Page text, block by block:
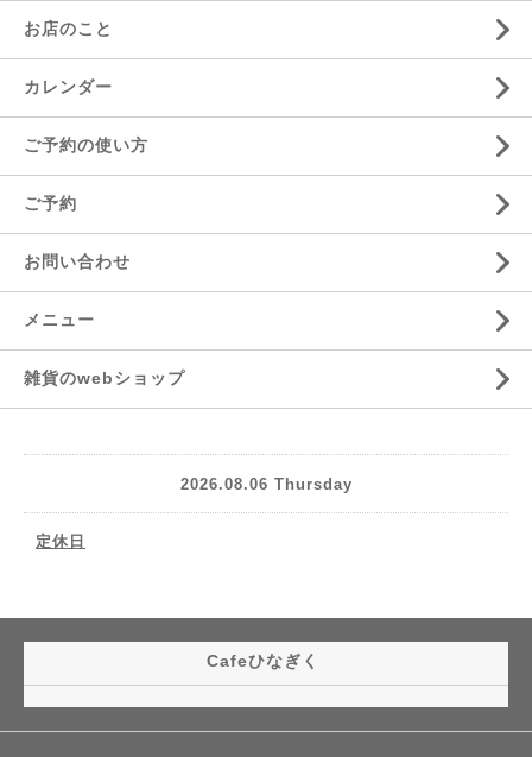
お店のこと
カレンダー
ご予約の使い方
ご予約
お問い合わせ
メニュー
雑貨のwebショップ
2026.08.06 Thursday
定休日
Cafeひなぎく